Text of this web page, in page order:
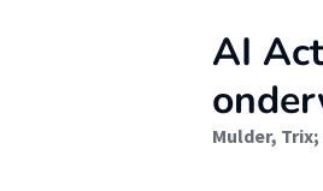
AI
Mulder, Trix;